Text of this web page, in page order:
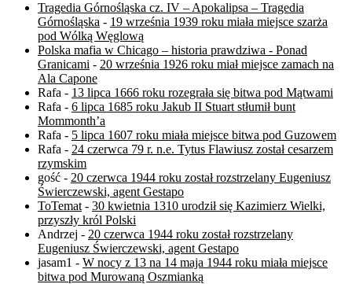
Tragedia Górnośląska cz. IV – Apokalipsa – Tragedia
Górnośląska - 19 września 1939 roku miała miejsce szarża
pod Wólką Węglową
Polska mafia w Chicago – historia prawdziwa - Ponad
Granicami - 20 września 1926 roku miał miejsce zamach na
Ala Capone
Rafa - 13 lipca 1666 roku rozegrała się bitwa pod Mątwami
Rafa - 6 lipca 1685 roku Jakub II Stuart stłumił bunt
Mommonth’a
Rafa - 5 lipca 1607 roku miała miejsce bitwa pod Guzowem
Rafa - 24 czerwca 79 r. n.e. Tytus Flawiusz został cesarzem
rzymskim
gość - 20 czerwca 1944 roku został rozstrzelany Eugeniusz
Świerczewski, agent Gestapo
ToTemat - 30 kwietnia 1310 urodził się Kazimierz Wielki,
przyszły król Polski
Andrzej - 20 czerwca 1944 roku został rozstrzelany
Eugeniusz Świerczewski, agent Gestapo
jasam1 - W nocy z 13 na 14 maja 1944 roku miała miejsce
bitwa pod Murowaną Oszmianką